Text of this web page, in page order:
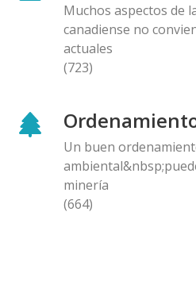
Muchos aspectos de
canadiense no
actuales
(723)
Un buen
minería
(664)